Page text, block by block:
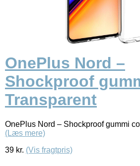
OnePlus Nord –
Shockproof
Transparent
OnePlus Nord – Shockproof gummi
(Læs mere)
39 kr. (Vis fragtpris)